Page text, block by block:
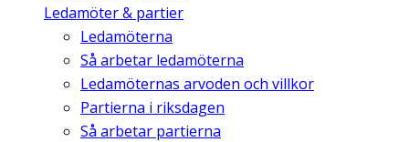
Ledamöter & partier
Ledamöterna
Så arbetar ledamöterna
Ledamöternas arvoden och villkor
Partierna i riksdagen
Så arbetar partierna